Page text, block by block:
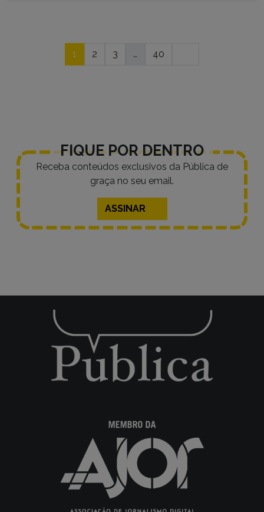
Navegação1 2 3 … 40
FIQUE POR DENTRO
Receba conteúdos exclusivos da Pública de
graça no seu email.
ASSINAR